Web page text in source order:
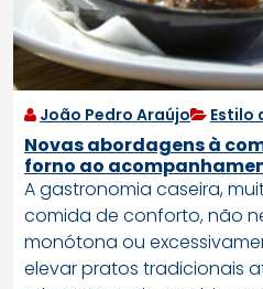
João Pedro Araújo Estilo
Novas abordagens à
forno ao
A gastronomia caseira,
comida de conforto, não
monótona ou
elevar pratos tradicionais